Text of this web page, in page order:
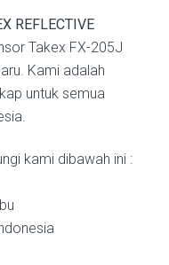
REFLECTIVE
Takex FX-205J
Kami adalah
untuk semua
kami dibawah ini :